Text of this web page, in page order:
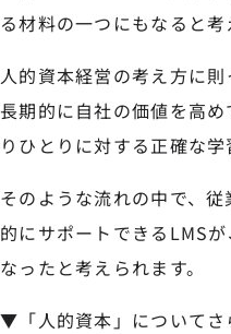
る材料の一つにもなると考
人的資本経営の考え方に
長期的に自社の価値を高
りひとりに対する正確な学
そのような流れの中で、
的にサポートできるLMS
なったと考えられます。
▼「人的資本」についてさ